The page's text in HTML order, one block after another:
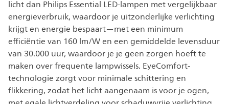
licht dan Philips Essential LED-lampen met vergelijkbaar
energieverbruik, waardoor je uitzonderlijke verlichting
krijgt en energie bespaart—met een minimum
efficiëntie van 160 lm/W en een gemiddelde levensduur
van 30.000 uur, waardoor je je geen zorgen hoeft te
maken over frequente lampwissels. EyeComfort-
technologie zorgt voor minimale schittering en
flikkering, zodat het licht aangenaam is voor je ogen,